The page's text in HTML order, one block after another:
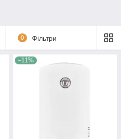
0 Фільтри
–11%